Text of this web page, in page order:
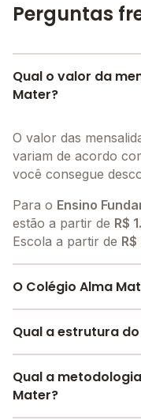
Perguntas
Qual o valor da
Mater?
O valor das
variam de acordo
você consegue
Para o Ensino
estão a partir de R$
Escola a partir de
O Colégio Alma
O Colégio Alma
instituição.
A escola recebeu
Qual a estrutura
O Colégio Alma
necessária para o
Qual a
Mater?